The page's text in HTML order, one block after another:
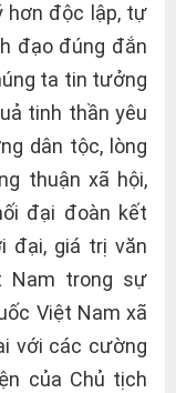
hơn độc lập, tự
đạo đúng đắn
ta tin tưởng
tinh thần yêu
dân tộc, lòng
thuận xã hội,
đại đoàn kết
đại, giá trị văn
Nam trong sự
Việt Nam xã
với các cường
của Chủ tịch